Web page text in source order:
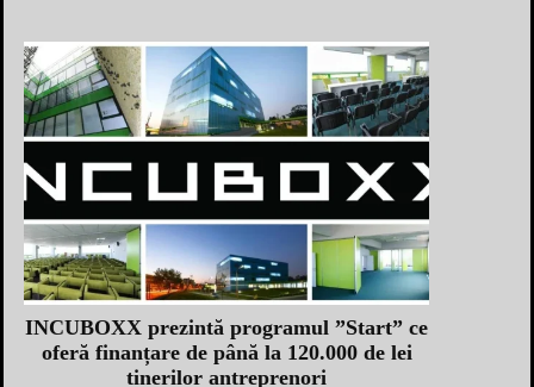
INCUBOXX prezintă programul ”Start” ce
oferă finanțare de până la 120.000 de lei
tinerilor antreprenori